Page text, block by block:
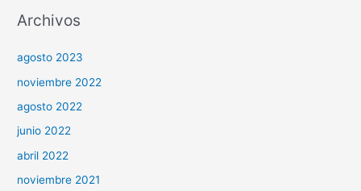
Archivos
agosto 2023
noviembre 2022
agosto 2022
junio 2022
abril 2022
noviembre 2021